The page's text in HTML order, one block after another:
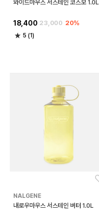
와이드마우스 서스테인 코스모 1.0L
18,400 23,000 20%
5 (1)
NALGENE
내로우마우스 서스테인 버터 1.0L